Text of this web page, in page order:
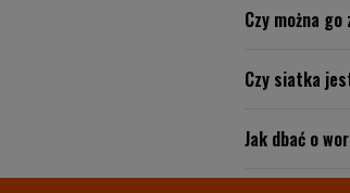
Czy można
Czy siatka
Jak dbać o